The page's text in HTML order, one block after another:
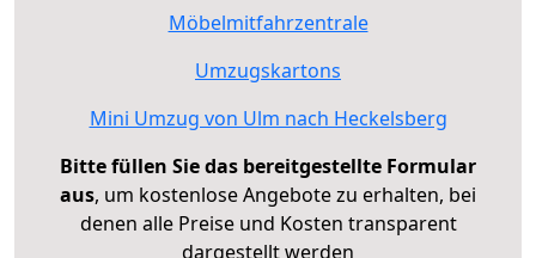
Möbelmitfahrzentrale
Umzugskartons
Mini Umzug von Ulm nach Heckelsberg
Bitte füllen Sie das bereitgestellte Formular
aus, um kostenlose Angebote zu erhalten, bei
denen alle Preise und Kosten transparent
dargestellt werden